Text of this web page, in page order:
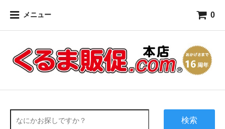
メニュー 0
検索